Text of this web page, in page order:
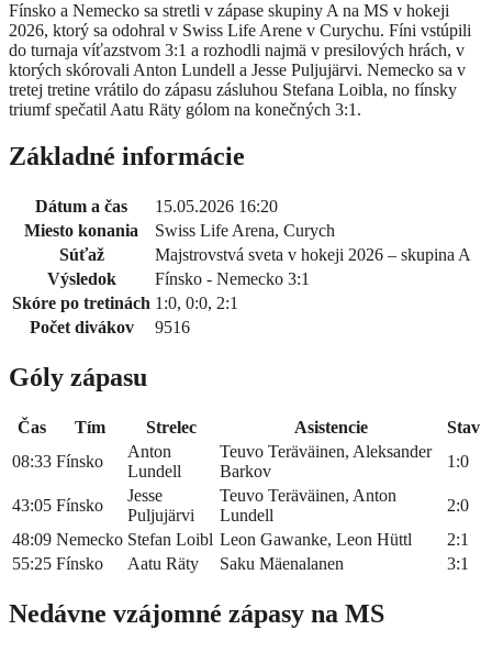
Fínsko a Nemecko sa stretli v zápase skupiny A na MS v hokeji
2026, ktorý sa odohral v Swiss Life Arene v Curychu. Fíni vstúpili
do turnaja víťazstvom 3:1 a rozhodli najmä v presilových hrách, v
ktorých skórovali Anton Lundell a Jesse Puljujärvi. Nemecko sa v
tretej tretine vrátilo do zápasu zásluhou Stefana Loibla, no fínsky
triumf spečatil Aatu Räty gólom na konečných 3:1.
Základné informácie
Dátum a čas
15.05.2026 16:20
Miesto konania
Swiss Life Arena, Curych
Súťaž
Majstrovstvá sveta v hokeji 2026 – skupina A
Výsledok
Fínsko - Nemecko 3:1
Skóre po tretinách 1:0, 0:0, 2:1
Počet divákov
9516
Góly zápasu
Čas Tím Strelec Asistencie
Stav
08:33 Fínsko
Anton
Lundell
Teuvo Teräväinen, Aleksander
Barkov
1:0
43:05 Fínsko
Jesse
Puljujärvi
Teuvo Teräväinen, Anton
Lundell
2:0
48:09 Nemecko Stefan Loibl Leon Gawanke, Leon Hüttl
2:1
55:25 Fínsko Aatu Räty Saku Mäenalanen 3:1
Nedávne vzájomné zápasy na MS